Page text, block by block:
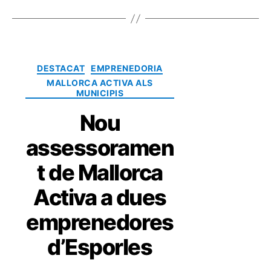
DESTACAT
EMPRENEDORIA
MALLORCA ACTIVA ALS
MUNICIPIS
Nou
assessoramen
t de Mallorca
Activa a dues
emprenedores
d’Esporles